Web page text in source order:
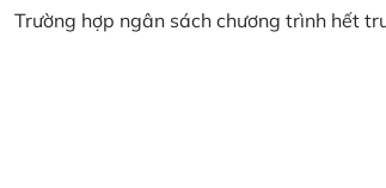
Trường hợp ngân sách chương trình hết